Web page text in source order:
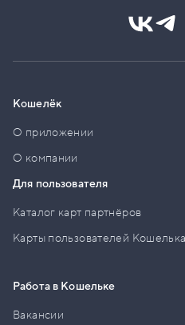
Кошелёк
О приложении
О компании
Для пользователя
Каталог карт партнёров
Карты пользователей Кошелька
Работа в Кошельке
Вакансии